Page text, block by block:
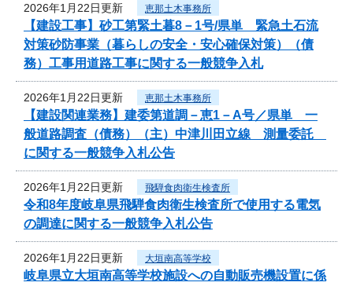
2026年1月22日更新 恵那土木事務所
【建設工事】砂工第緊土暮8－1号/県単 緊急土石流
対策砂防事業（暮らしの安全・安心確保対策）（債
務）工事用道路工事に関する一般競争入札
2026年1月22日更新 恵那土木事務所
【建設関連業務】建委第道調－恵1－A号／県単 一
般道路調査（債務）（主）中津川田立線 測量委託
に関する一般競争入札公告
2026年1月22日更新 飛騨食肉衛生検査所
令和8年度岐阜県飛騨食肉衛生検査所で使用する電気
の調達に関する一般競争入札公告
2026年1月22日更新 大垣南高等学校
岐阜県立大垣南高等学校施設への自動販売機設置に係